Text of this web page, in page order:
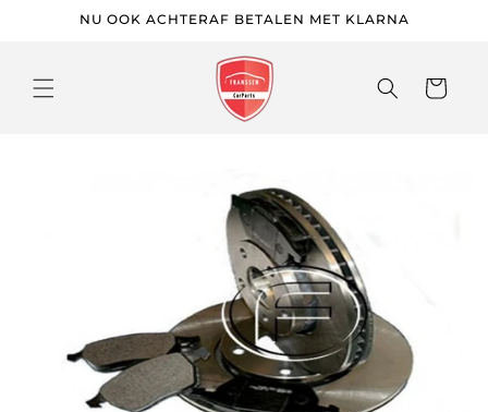
naar deNU OOK ACHTERAF BETALEN MET KLARNA